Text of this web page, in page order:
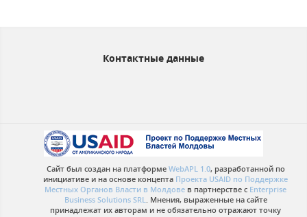
Контактные данные
Сайт был создан на платформе WebAPL 1.0, разработанной по
инициативе и на основе концепта Проекта USAID по Поддержке
Местных Органов Власти в Молдове в партнерстве с Enterprise
Business Solutions SRL. Мнения, выраженные на сайте
принадлежат их авторам и не обязательно отражают точку